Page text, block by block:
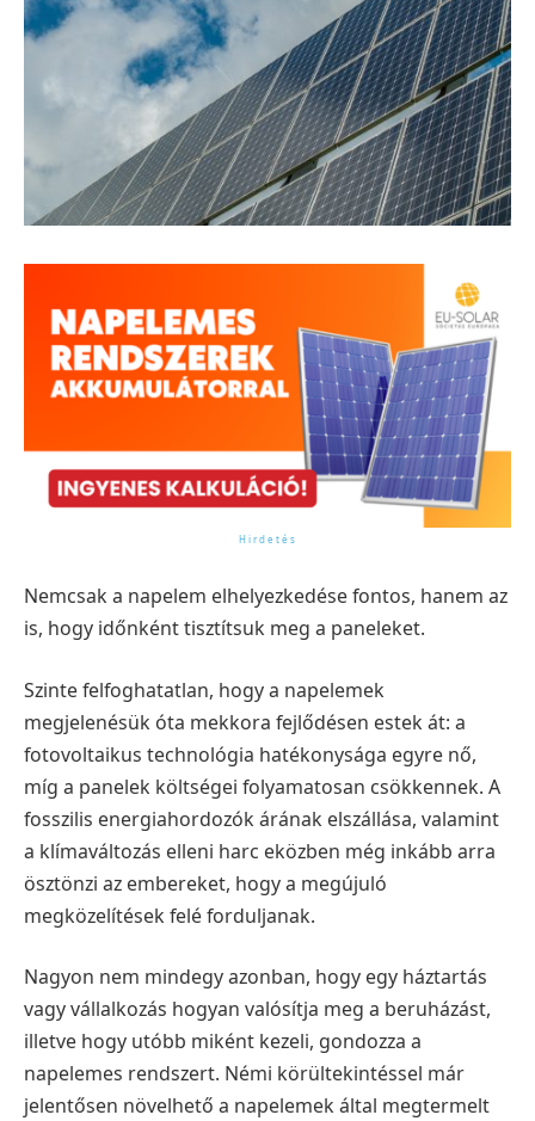
Nemcsak a napelem elhelyezkedése fontos, hanem az
is, hogy időnként tisztítsuk meg a paneleket.
Szinte felfoghatatlan, hogy a napelemek
megjelenésük óta mekkora fejlődésen estek át: a
fotovoltaikus technológia hatékonysága egyre nő,
míg a panelek költségei folyamatosan csökkennek. A
fosszilis energiahordozók árának elszállása, valamint
a klímaváltozás elleni harc eközben még inkább arra
ösztönzi az embereket, hogy a megújuló
megközelítések felé forduljanak.
Nagyon nem mindegy azonban, hogy egy háztartás
vagy vállalkozás hogyan valósítja meg a beruházást,
illetve hogy utóbb miként kezeli, gondozza a
napelemes rendszert. Némi körültekintéssel már
jelentősen növelhető a napelemek által megtermelt